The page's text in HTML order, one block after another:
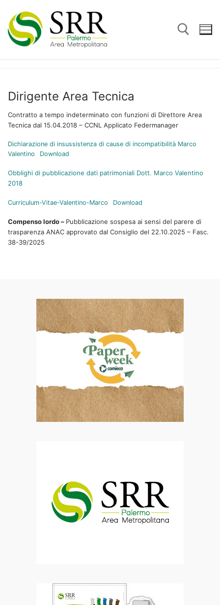
contenuto
Dirigente Area Tecnica
Contratto a tempo indeterminato con funzioni di Direttore Area
Tecnica dal 15.04.2018 – CCNL Applicato Federmanager
Dichiarazione di insussistenza di cause di incompatibilità Marco
Valentino
Download
Obblighi di pubblicazione dati patrimoniali Dott. Marco Valentino
2018
Curriculum-Vitae-Valentino-Marco Download
Compenso lordo – Pubblicazione sospesa ai sensi del parere di
trasparenza ANAC approvato dal Consiglio del 22.10.2025 – Fasc.
38-39/2025